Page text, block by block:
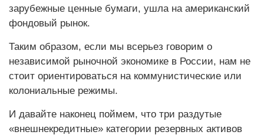
зарубежные ценные бумаги, ушла на американский
фондовый рынок.
Таким образом, если мы всерьез говорим о
независимой рыночной экономике в России, нам не
стоит ориентироваться на коммунистические или
колониальные режимы.
И давайте наконец поймем, что три раздутые
«внешнекредитные» категории резервных активов